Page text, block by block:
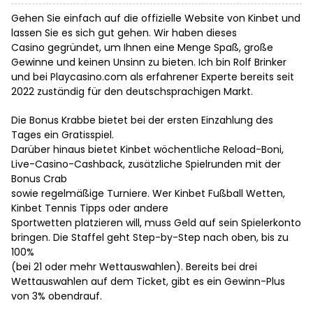
Gehen Sie einfach auf die offizielle Website von Kinbet und
lassen Sie es sich gut gehen. Wir haben dieses
Casino gegründet, um Ihnen eine Menge Spaß, große
Gewinne und keinen Unsinn zu bieten. Ich bin Rolf Brinker
und bei Playcasino.com als erfahrener Experte bereits seit
2022 zuständig für den deutschsprachigen Markt.
Die Bonus Krabbe bietet bei der ersten Einzahlung des
Tages ein Gratisspiel.
Darüber hinaus bietet Kinbet wöchentliche Reload-Boni,
Live-Casino-Cashback, zusätzliche Spielrunden mit der
Bonus Crab
sowie regelmäßige Turniere. Wer Kinbet Fußball Wetten,
Kinbet Tennis Tipps oder andere
Sportwetten platzieren will, muss Geld auf sein Spielerkonto
bringen. Die Staffel geht Step-by-Step nach oben, bis zu
100%
(bei 21 oder mehr Wettauswahlen). Bereits bei drei
Wettauswahlen auf dem Ticket, gibt es ein Gewinn-Plus
von 3% obendrauf.